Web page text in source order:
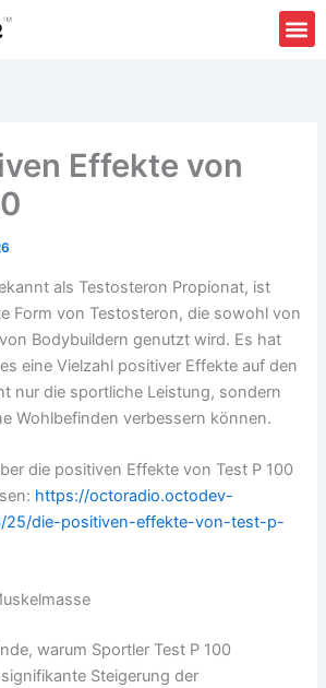
Effekte von
als Testosteron Propionat, ist
Form von Testosteron, die sowohl von
Bodybuildern genutzt wird. Es hat
eine Vielzahl positiver Effekte auf den
nur die sportliche Leistung, sondern
Wohlbefinden verbessern können.
die positiven Effekte von Test P 100
https://octoradio.octodev-
25/die-positiven-effekte-von-test-p-
warum Sportler Test P 100
Steigerung der